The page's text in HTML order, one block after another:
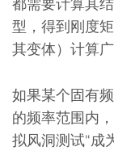
型，得到刚度
其变体）计算
如果某个固有
的频率范围内
拟风洞测试"成